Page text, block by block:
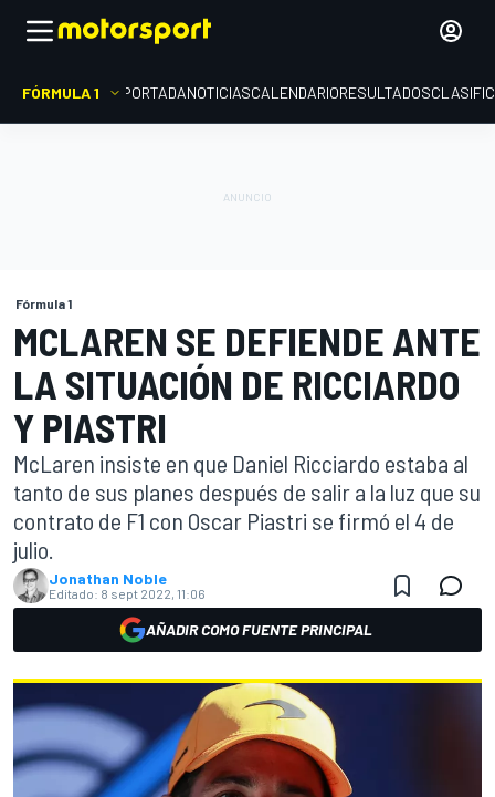
FÓRMULA 1 PORTADANOTICIASCALENDARIORESULTADOS
Fórmula 1
MCLAREN SE DEFIENDE ANTE
LA SITUACIÓN DE RICCIARDO
Y PIASTRI
McLaren insiste en que Daniel Ricciardo estaba al
tanto de sus planes después de salir a la luz que su
contrato de F1 con Oscar Piastri se firmó el 4 de
julio.
Jonathan Noble
Editado: 8 sept 2022, 11:06
AÑADIR COMO FUENTE PRINCIPAL